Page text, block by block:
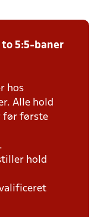
to 5:5-baner
hos
Alle hold
før første
hold